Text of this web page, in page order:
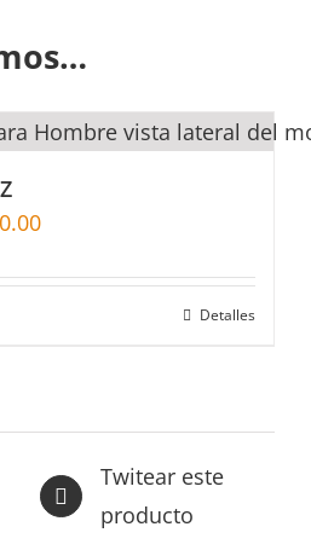
Detalles
Twitear este
producto